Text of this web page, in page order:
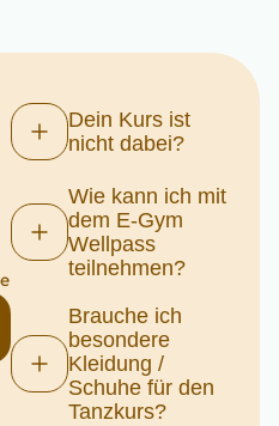
Dein Kurs ist
nicht dabei?
Wie kann ich mit
dem E-Gym
Wellpass
teilnehmen?
Brauche ich
besondere
Kleidung /
Schuhe für den
Tanzkurs?